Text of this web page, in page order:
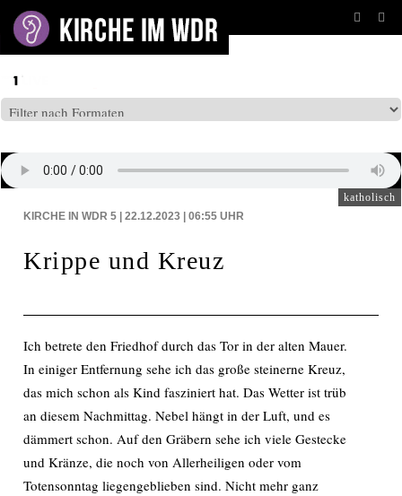
katholisch
KIRCHE IN WDR 5 | 22.12.2023 | 06:55 UHR
Krippe und Kreuz
Ich betrete den Friedhof durch das Tor in der alten Mauer.
In einiger Entfernung sehe ich das große steinerne Kreuz,
das mich schon als Kind fasziniert hat. Das Wetter ist trüb
an diesem Nachmittag. Nebel hängt in der Luft, und es
dämmert schon. Auf den Gräbern sehe ich viele Gestecke
und Kränze, die noch von Allerheiligen oder vom
Totensonntag liegengeblieben sind. Nicht mehr ganz